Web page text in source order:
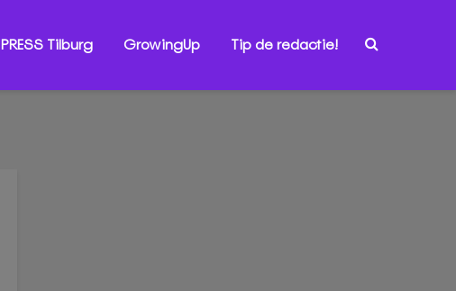
PRESS Tilburg GrowingUp Tip de redactie!